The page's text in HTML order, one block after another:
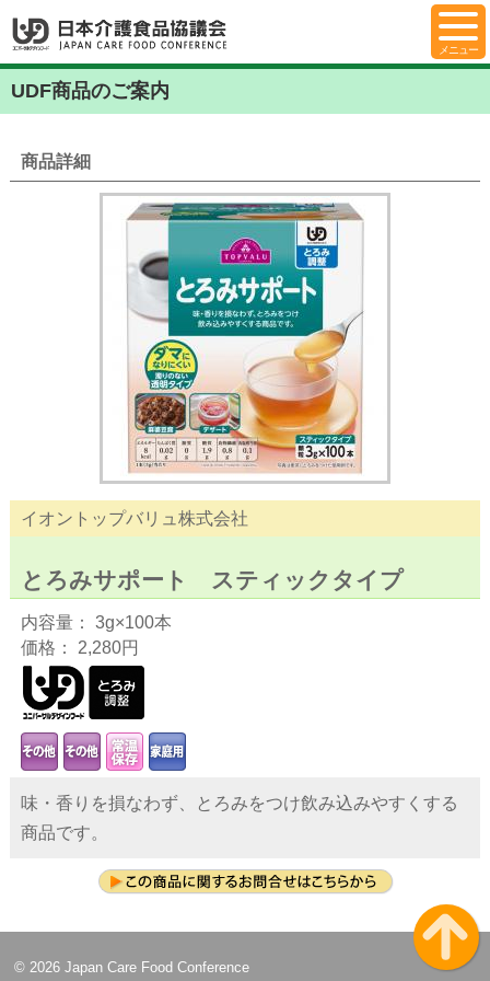
UDF商品のご案内
商品詳細
イオントップバリュ株式会社
とろみサポート スティックタイプ
内容量： 3g×100本
価格： 2,280円
味・香りを損なわず、とろみをつけ飲み込みやすくする
商品です。
© 2026 Japan Care Food Conference